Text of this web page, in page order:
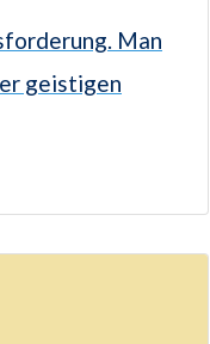
Man
geistigen